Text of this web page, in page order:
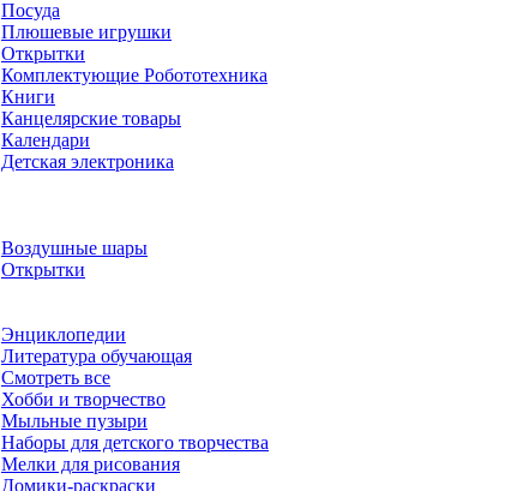
Посуда
Плюшевые игрушки
Открытки
Комплектующие Робототехника
Книги
Канцелярские товары
Календари
Детская электроника
Воздушные шары
Открытки
Энциклопедии
Литература обучающая
Смотреть все
Хобби и творчество
Мыльные пузыри
Наборы для детского творчества
Мелки для рисования
Домики-раскраски